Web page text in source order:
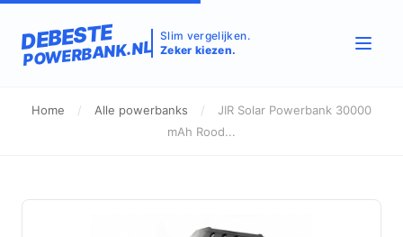
DEBESTE
POWERBANK.NL
Slim vergelijken.
Zeker kiezen.
Home / Alle powerbanks /
JIR Solar Powerbank 30000
mAh Rood...